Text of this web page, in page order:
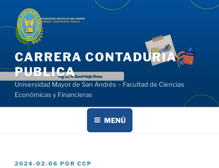
contenido
CARRERA CONTADURIA
PUBLICA
Universidad Mayor de San Andrés – Facultad de Ciencias
Económicas y Financieras
MENÚ
PUBLICADO
2024-02-06 POR CCP